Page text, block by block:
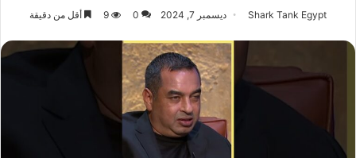
Shark Tank Egypt ديسمبر 7, 2024 0
9 أقل من دقيقة